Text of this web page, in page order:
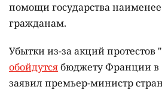
помощи государства
гражданам.
Убытки из-за акций
обойдутсябюджету Франции в
заявил премьер-министр